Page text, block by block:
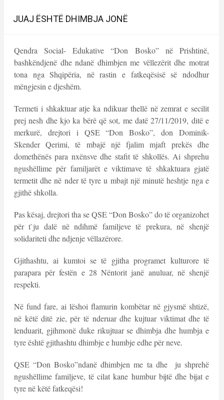
JUAJ ËSHTË DHIMBJA JONË
Qendra Social- Edukative “Don Bosko” në Prishtinë,
bashkëndjenë dhe ndanë dhimbjen me vëllezërit dhe motrat
tona nga Shqipëria, në rastin e fatkeqësisë së ndodhur
mëngjesin e djeshëm.
Termeti i shkaktuar atje ka ndikuar thellë në zemrat e secilit
prej nesh dhe kjo ka bërë që sot, me datë 27/11/2019, ditë e
merkurë, drejtori i QSE “Don Bosko”, don Dominik-
Skender Qerimi, të mbajë një fjalim mjaft prekës dhe
domethënës para nxënsve dhe stafit të shkollës. Ai shprehu
ngushëllime për familjarët e viktimave të shkaktuara gjatë
termetit dhe në nder të tyre u mbajt një minutë heshtje nga e
gjithë shkolla.
Pas kësaj, drejtori tha se QSE “Don Bosko” do të organizohet
për t`ju dalë në ndihmë familjeve të prekura, në shenjë
solidariteti dhe ndjenje vëllazërore.
Gjithashtu, ai kumtoi se të gjitha programet kulturore të
parapara për festën e 28 Nëntorit janë anuluar, në shenjë
respekti.
Në fund fare, ai lëshoi flamurin kombëtar në gjysmë shtizë,
në këtë ditë zie, për të nderuar dhe kujtuar viktimat dhe të
lenduarit, gjihmonë duke rikujtuar se dhimbja dhe humbja e
tyre është gjithashtu dhimbje e humbje edhe për neve.
QSE “Don Bosko”ndanë dhimbjen me ta dhe ju shprehë
ngushëllime familjeve, të cilat kane humbur bijtë dhe bijat e
tyre në këtë fatkeqësi!